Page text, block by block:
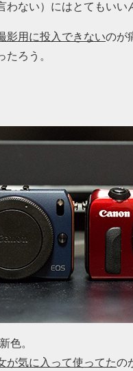
ない）にはとてもいい
影用に投入できないのが
ろう。
色。
が気に入って使ってたの